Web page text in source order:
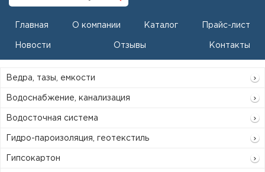
Главная О компании Каталог Прайс-лист
Новости Отзывы Контакты
Ведра, тазы, емкости
Водоснабжение, канализация
Водосточная система
Гидро-пароизоляция, геотекстиль
Гипсокартон